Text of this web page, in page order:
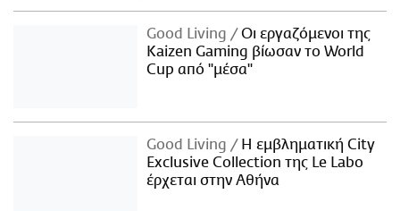
Good Living
Οι εργαζόμενοι της
Kaizen Gaming βίωσαν το World
Cup από "μέσα"
Good Living
Η εμβληματική City
Exclusive Collection της Le Labo
έρχεται στην Αθήνα